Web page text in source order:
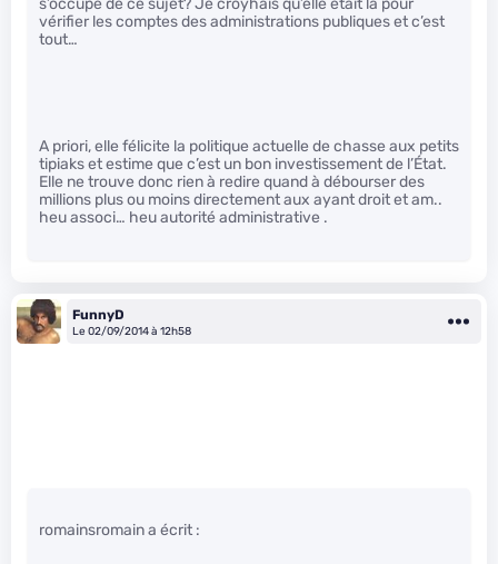
s’occupe de ce sujet? Je croyhais qu’elle était là pour
vérifier les comptes des administrations publiques et c’est
tout…
A priori, elle félicite la politique actuelle de chasse aux petits
tipiaks et estime que c’est un bon investissement de l’État.
Elle ne trouve donc rien à redire quand à débourser des
millions plus ou moins directement aux ayant droit et am..
heu associ… heu autorité administrative .
FunnyD
Le 02/09/2014 à 12h58
romainsromain a écrit :